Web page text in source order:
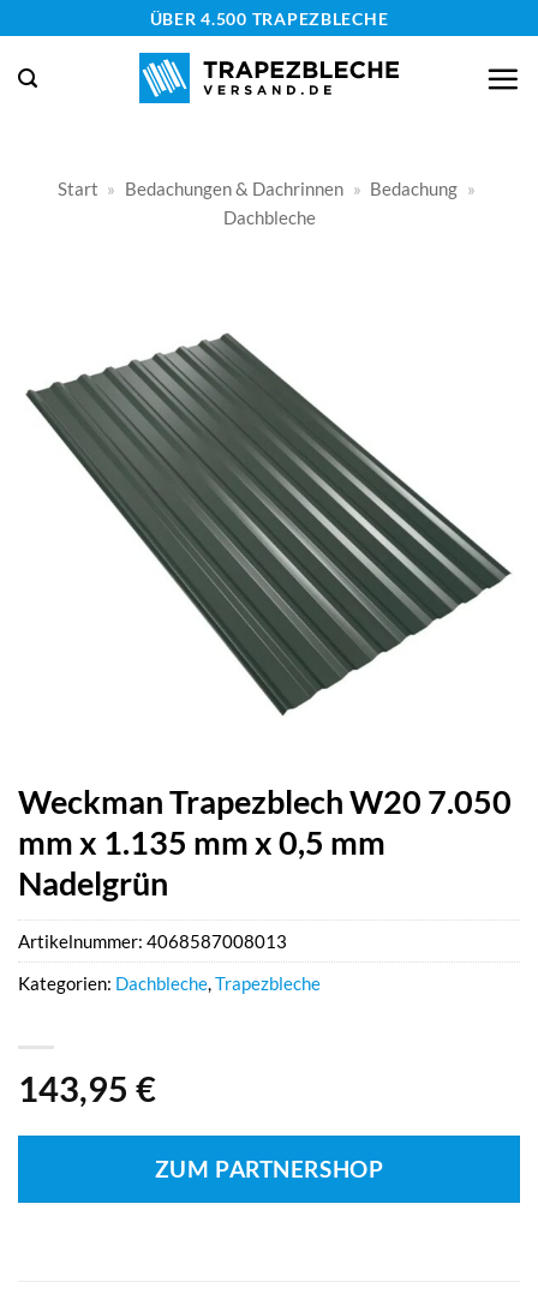
springen
ÜBER 4.500 TRAPEZBLECHE
Start » Bedachungen & Dachrinnen » Bedachung »
Dachbleche
Weckman Trapezblech W20 7.050
mm x 1.135 mm x 0,5 mm
Nadelgrün
143,95 €
ZUM PARTNERSHOP
Artikelnummer: 4068587008013
Kategorien: Dachbleche,Trapezbleche